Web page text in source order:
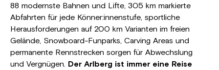
88 modernste Bahnen und Lifte, 305 km markierte
Abfahrten für jede Könner:innenstufe, sportliche
Herausforderungen auf 200 km Varianten im freien
Gelände, Snowboard-Funparks, Carving Areas und
permanente Rennstrecken sorgen für Abwechslung
und Vergnügen. Der Arlberg ist immer eine Reise